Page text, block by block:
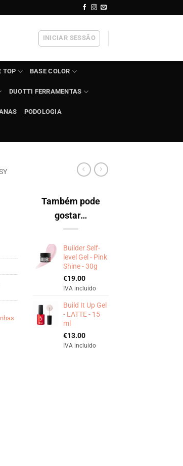
INICIAR SESSÃO
TOP BASE COLOR
DUOTTI FERRAMENTAS
PODOLOGIA
Também pode
gostar…
Builder Self-
level Gel - Pink
Shine - 30g
€19.00
IVA incluido
Build It Up Gel
- LATTE - 15
ml
€13.00
IVA incluido